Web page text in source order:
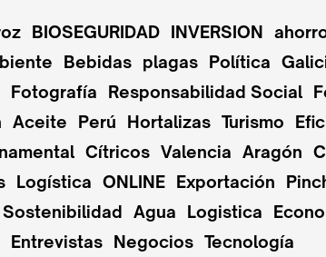
BIOSEGURIDAD INVERSION
Bebidas plagas Política
Fotografía Responsabilidad Social
Aceite Perú Hortalizas Turismo
Cítricos Valencia Aragón
Logística ONLINE Exportación
Sostenibilidad Agua Logistica
Entrevistas Negocios Tecnología